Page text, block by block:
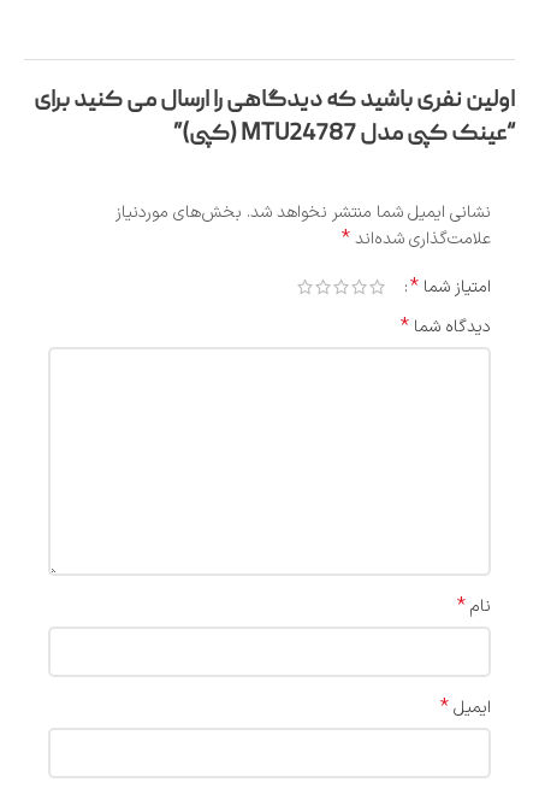
اولین نفری باشید که دیدگاهی را ارسال می کنید برای
“عینک کپی مدل MTU24787 (کپی)”
نشانی ایمیل شما منتشر نخواهد شد. بخش‌های موردنیاز
علامت‌گذاری شده‌اند*
امتیاز شما *
دیدگاه شما *
نام*
ایمیل*